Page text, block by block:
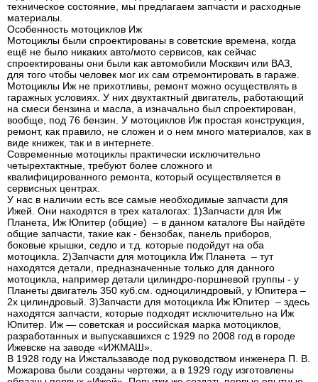
техническое состояние, мы предлагаем запчасти и расходные
материалы.
Особенность мотоциклов Иж
Мотоциклы были спроектированы в советские времена, когда
ещё не было никаких авто/мото сервисов, как сейчас
спроектированы они были как автомобили Москвич или ВАЗ,
для того чтобы человек мог их сам отремонтировать в гараже.
Мотоциклы Иж не прихотливы, ремонт можно осуществлять в
гаражных условиях. У них двухтактный двигатель, работающий
на смеси бензина и масла, а изначально был спроектирован,
вообще, под 76 бензин. У мотоциклов Иж простая конструкция,
ремонт, как правило, не сложен и о нем много материалов, как в
виде книжек, так и в интернете.
Современные мотоциклы практически исключительно
четырехтактные, требуют более сложного и
квалифицированного ремонта, который осуществляется в
сервисных центрах.
У нас в наличии есть все самые необходимые запчасти для
Ижей. Они находятся в трех каталогах: 1)Запчасти для Иж
Планета, Иж Юпитер (общие) – в данном каталоге Вы найдёте
общие запчасти, такие как - бензобак, панель приборов,
боковые крышки, седло и т.д. которые подойдут на оба
мотоцикла. 2)Запчасти для мотоцикла Иж Планета – тут
находятся детали, предназначенные только для данного
мотоцикла, например детали цилиндро-поршневой группы - у
Планеты двигатель 350 куб.см. одноцилиндровый, у Юпитера –
2х цилиндровый. 3)Запчасти для мотоцикла Иж Юпитер – здесь
находятся запчасти, которые подходят исключительно на Иж
Юпитер. Иж — советская и российская марка мотоциклов,
разработанных и выпускавшихся с 1929 по 2008 год в городе
Ижевске на заводе «ИЖМАШ».
В 1928 году на Ижстальзаводе под руководством инженера П. В.
Можарова были созданы чертежи, а в 1929 году изготовлены